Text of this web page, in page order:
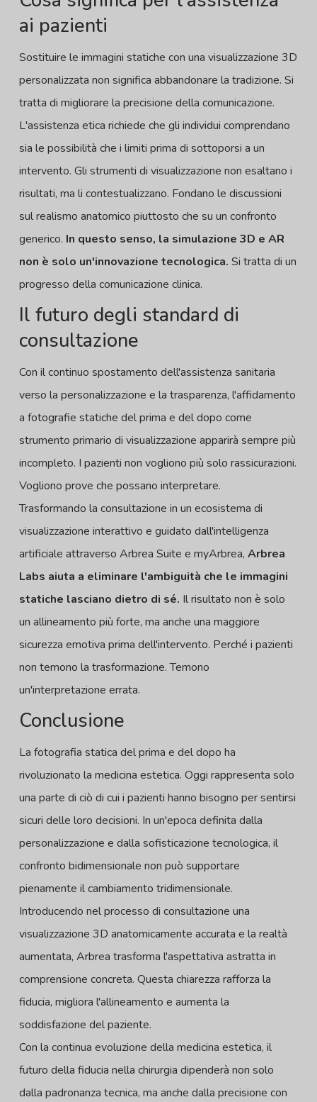
ai pazienti
Sostituire le immagini statiche con una visualizzazione 3D
personalizzata non significa abbandonare la tradizione. Si
tratta di migliorare la precisione della comunicazione.
L'assistenza etica richiede che gli individui comprendano
sia le possibilità che i limiti prima di sottoporsi a un
intervento. Gli strumenti di visualizzazione non esaltano i
risultati, ma li contestualizzano. Fondano le discussioni
sul realismo anatomico piuttosto che su un confronto
generico. In questo senso, la simulazione 3D e AR
non è solo un'innovazione tecnologica. Si tratta di un
progresso della comunicazione clinica.
Il futuro degli standard di
consultazione
Con il continuo spostamento dell'assistenza sanitaria
verso la personalizzazione e la trasparenza, l'affidamento
a fotografie statiche del prima e del dopo come
strumento primario di visualizzazione apparirà sempre più
incompleto. I pazienti non vogliono più solo rassicurazioni.
Vogliono prove che possano interpretare.
Trasformando la consultazione in un ecosistema di
visualizzazione interattivo e guidato dall'intelligenza
artificiale attraverso Arbrea Suite e myArbrea, Arbrea
Labs aiuta a eliminare l'ambiguità che le immagini
statiche lasciano dietro di sé. Il risultato non è solo
un allineamento più forte, ma anche una maggiore
sicurezza emotiva prima dell'intervento. Perché i pazienti
non temono la trasformazione. Temono
un'interpretazione errata.
Conclusione
La fotografia statica del prima e del dopo ha
rivoluzionato la medicina estetica. Oggi rappresenta solo
una parte di ciò di cui i pazienti hanno bisogno per sentirsi
sicuri delle loro decisioni. In un'epoca definita dalla
personalizzazione e dalla sofisticazione tecnologica, il
confronto bidimensionale non può supportare
pienamente il cambiamento tridimensionale.
Introducendo nel processo di consultazione una
visualizzazione 3D anatomicamente accurata e la realtà
aumentata, Arbrea trasforma l'aspettativa astratta in
comprensione concreta. Questa chiarezza rafforza la
fiducia, migliora l'allineamento e aumenta la
soddisfazione del paziente.
Con la continua evoluzione della medicina estetica, il
futuro della fiducia nella chirurgia dipenderà non solo
dalla padronanza tecnica, ma anche dalla precisione con